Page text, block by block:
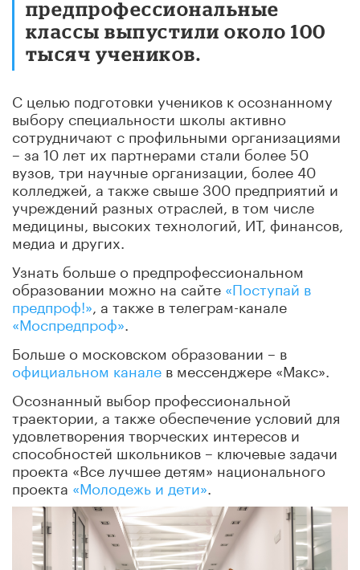
предпрофессиональные
классы выпустили около 100
тысяч учеников.
С целью подготовки учеников к осознанному
выбору специальности школы активно
сотрудничают с профильными организациями
– за 10 лет их партнерами стали более 50
вузов, три научные организации, более 40
колледжей, а также свыше 300 предприятий и
учреждений разных отраслей, в том числе
медицины, высоких технологий, ИТ, финансов,
медиа и других.
Узнать больше о предпрофессиональном
образовании можно на сайте «Поступай в
предпроф!» , а также в телеграм-канале
«Моспредпроф»
Больше о московском образовании – в
официальном канале в мессенджере «Макс».
Осознанный выбор профессиональной
траектории, а также обеспечение условий для
удовлетворения творческих интересов и
способностей школьников – ключевые задачи
проекта «Все лучшее детям» национального
проекта «Молодежь и дети»